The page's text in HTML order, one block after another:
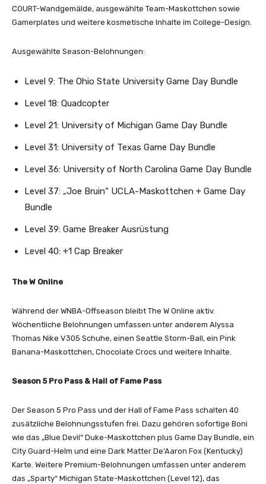
COURT-Wandgemälde, ausgewählte Team-Maskottchen sowie
Gamerplates und weitere kosmetische Inhalte im College-Design.
Ausgewählte Season-Belohnungen:
Level 9: The Ohio State University Game Day Bundle
Level 18: Quadcopter
Level 21: University of Michigan Game Day Bundle
Level 31: University of Texas Game Day Bundle
Level 36: University of North Carolina Game Day Bundle
Level 37: „Joe Bruin“ UCLA-Maskottchen + Game Day
Bundle
Level 39: Game Breaker Ausrüstung
Level 40: +1 Cap Breaker
The W Online
Während der WNBA-Offseason bleibt The W Online aktiv.
Wöchentliche Belohnungen umfassen unter anderem Alyssa
Thomas Nike V305 Schuhe, einen Seattle Storm-Ball, ein Pink
Banana-Maskottchen, Chocolate Crocs und weitere Inhalte.
Season 5 Pro Pass & Hall of Fame Pass
Der Season 5 Pro Pass und der Hall of Fame Pass schalten 40
zusätzliche Belohnungsstufen frei. Dazu gehören sofortige Boni
wie das „Blue Devil“ Duke-Maskottchen plus Game Day Bundle, ein
City Guard-Helm und eine Dark Matter De’Aaron Fox (Kentucky)
Karte. Weitere Premium-Belohnungen umfassen unter anderem
das „Sparty“ Michigan State-Maskottchen (Level 12), das